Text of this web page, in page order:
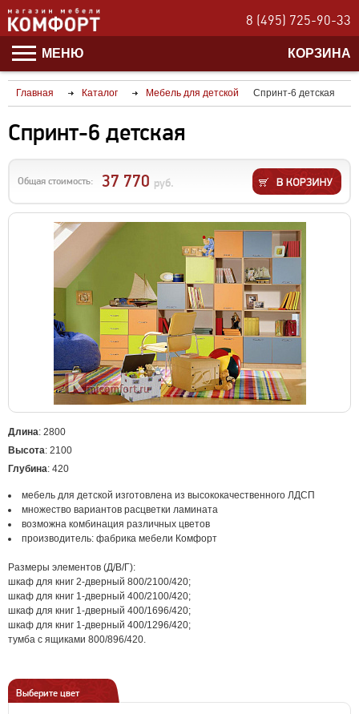
8 (495) 725-90-33
МЕНЮ КОРЗИНА
Главная Каталог Мебель для детской Спринт-6 детская
Спринт-6 детская
Общая стоимость: 37 770 руб.
Длина: 2800
Высота: 2100
Глубина: 420
мебель для детской изготовлена из высококачественного ЛДСП
множество вариантов расцветки ламината
возможна комбинация различных цветов
производитель: фабрика мебели Комфорт
Размеры элементов (Д/В/Г):
шкаф для книг 2-дверный 800/2100/420;
шкаф для книг 1-дверный 400/2100/420;
шкаф для книг 1-дверный 400/1696/420;
шкаф для книг 1-дверный 400/1296/420;
тумба с ящиками 800/896/420.
Выберите цвет